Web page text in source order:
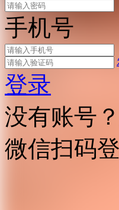
手机号
登录
没有账号？
微信扫码